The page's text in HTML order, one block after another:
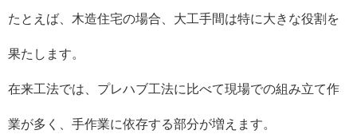
たとえば、木造住宅の場合、大工手間は特に大きな役割を
果たします。
在来工法では、プレハブ工法に比べて現場での組み立て作
業が多く、手作業に依存する部分が増えます。